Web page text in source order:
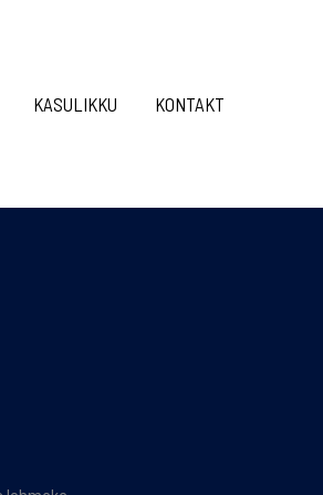
KASULIKKU KONTAKT